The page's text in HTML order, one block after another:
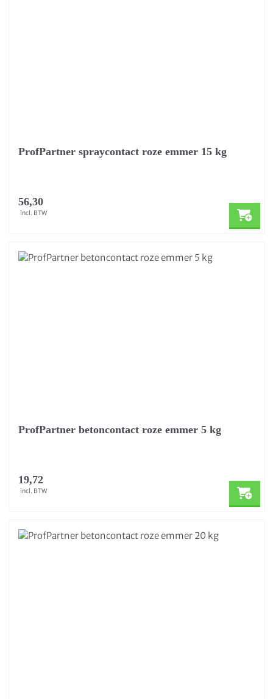
ProfPartner spraycontact roze emmer 15 kg
56,30
incl. BTW
ProfPartner betoncontact roze emmer 5 kg
19,72
incl. BTW